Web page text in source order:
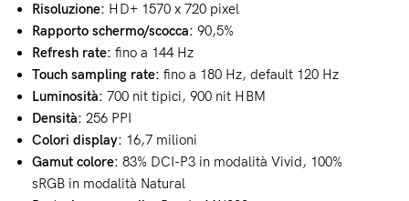
Risoluzione: HD+ 1570 x 720 pixel
Rapporto schermo/scocca: 90,5%
Refresh rate: fino a 144 Hz
Touch sampling rate: fino a 180 Hz, default 120 Hz
Luminosità: 700 nit tipici, 900 nit HBM
Densità: 256 PPI
Colori display: 16,7 milioni
Gamut colore: 83% DCI-P3 in modalità Vivid, 100%
sRGB in modalità Natural